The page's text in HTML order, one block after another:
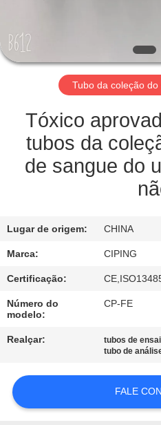
DA
QUALIDADE
CONTACTE-
NOS
PEÇA
MAPA
DO
SITE
PRIVACY
Tubo da coleção
Tóxico
tubos da
de sangue do
Lugar de origem: CHINA
Marca: CIPING
Certificação:
Número do
modelo:
CP-FE
Realçar: tubos de
tubo de
FALE